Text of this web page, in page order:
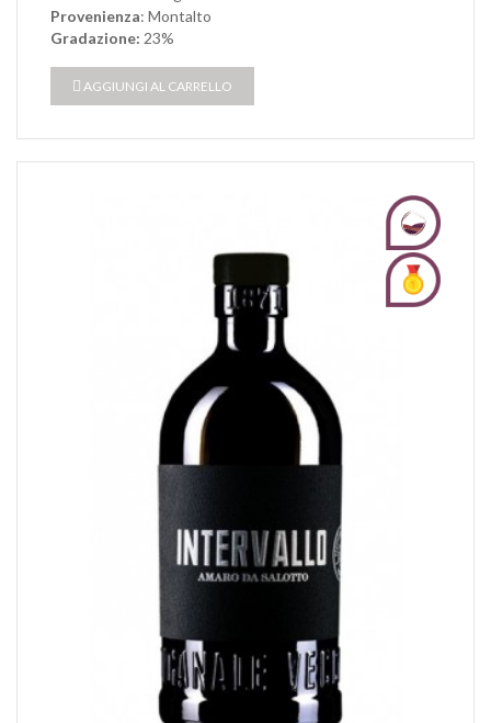
Provenienza: Montalto
Gradazione: 23%
AGGIUNGI AL CARRELLO